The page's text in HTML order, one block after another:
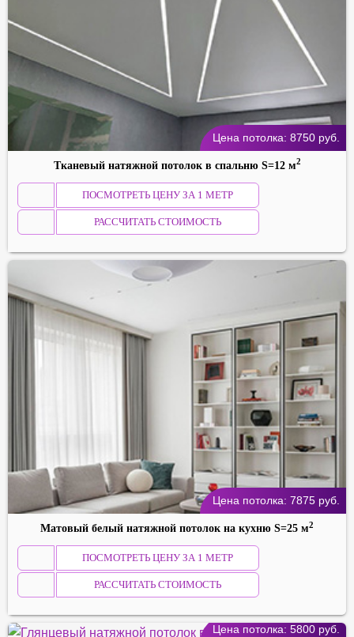
Цена потолка: 8750 руб.
Тканевый натяжной потолок в спальню S=12 м2
ПОСМОТРЕТЬ ЦЕНУ ЗА 1 МЕТР
РАССЧИТАТЬ СТОИМОСТЬ
Цена потолка: 7875 руб.
Матовый белый натяжной потолок на кухню S=25 м2
ПОСМОТРЕТЬ ЦЕНУ ЗА 1 МЕТР
РАССЧИТАТЬ СТОИМОСТЬ
Цена потолка: 5800 руб.